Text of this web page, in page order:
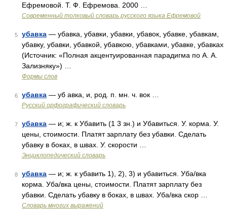
Ефремовой. Т. Ф. Ефремова. 2000 …
Современный толковый словарь русского языка Ефремовой
5 убавка — убавка, убавки, убавки, убавок, убавке, убавкам,
убавку, убавки, убавкой, убавкою, убавками, убавке, убавках
(Источник: «Полная акцентуированная парадигма по А. А.
Зализняку») …
Формы слов
6 убавка — уб авка, и, род. п. мн. ч. вок …
Русский орфографический словарь
7 убавка — и; ж. к Убавить (1 3 зн.) и Убавиться. У. корма. У.
цены, стоимости. Платят зарплату без убавки. Сделать
убавку в боках, в швах. У. скорости …
Энциклопедический словарь
8 убавка — и; ж. к убавить 1), 2), 3) и убавиться. Уба/вка
корма. Уба/вка цены, стоимости. Платят зарплату без
убавки. Сделать убавку в боках, в швах. Уба/вка скор …
Словарь многих выражений